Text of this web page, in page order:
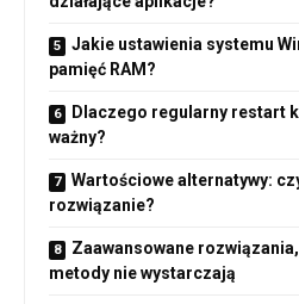
Jakie ustawienia systemu
pamięć RAM?
Dlaczego regularny restart
ważny?
Wartościowe alternatywy:
rozwiązanie?
Zaawansowane
metody nie wystarczają